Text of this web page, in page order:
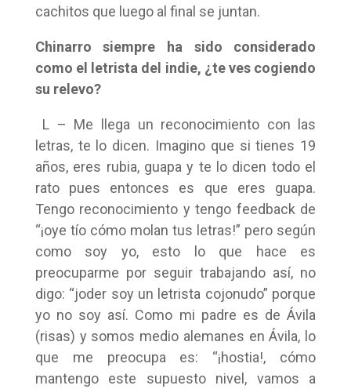
cachitos que luego al final se juntan.
Chinarro siempre ha sido considerado
como el letrista del indie, ¿te ves cogiendo
su relevo?
L – Me llega un reconocimiento con las
letras, te lo dicen. Imagino que si tienes 19
años, eres rubia, guapa y te lo dicen todo el
rato pues entonces es que eres guapa.
Tengo reconocimiento y tengo feedback de
“¡oye tío cómo molan tus letras!” pero según
como soy yo, esto lo que hace es
preocuparme por seguir trabajando así, no
digo: “joder soy un letrista cojonudo” porque
yo no soy así. Como mi padre es de Ávila
(risas) y somos medio alemanes en Ávila, lo
que me preocupa es: “¡hostia!, cómo
mantengo este supuesto nivel, vamos a